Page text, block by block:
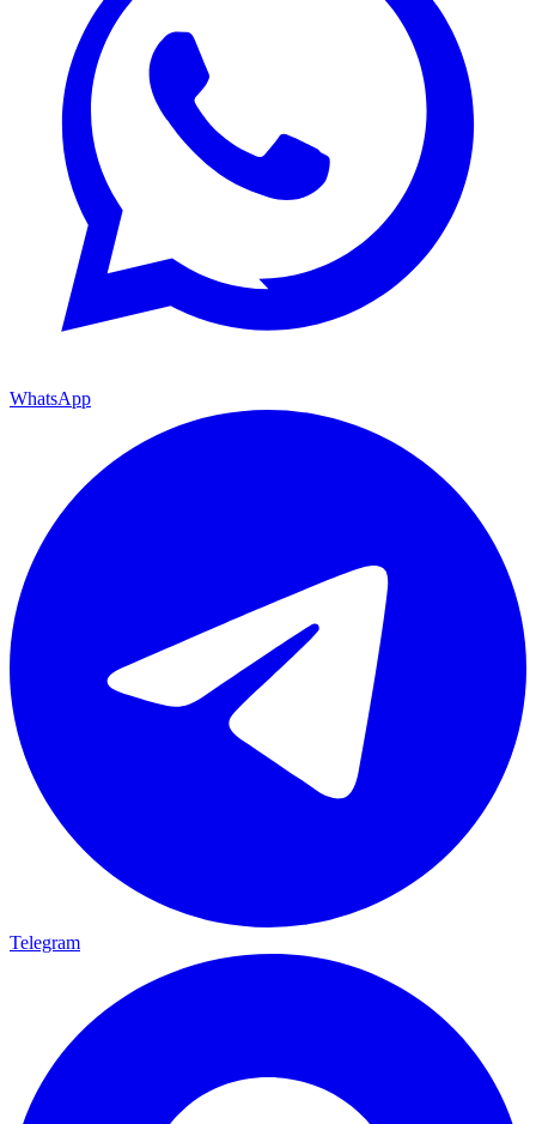
WhatsApp
Telegram